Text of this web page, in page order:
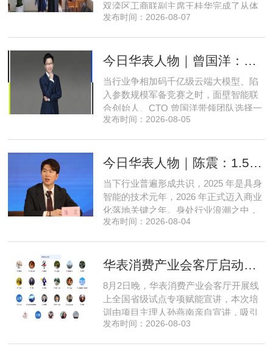
双滦区工商联副主席王桂华完成了从体
制内从业者、玉石珠宝创业者，到地产
来，三四线城市创业最忌讳浮躁跟风、
立足本地需求顺势迭代，方能穿
发布时间：2026-08-07
今日华表人物｜曾国洋：弃参数内卷，以知识密度铸就端侧 AI 新未来
当行业争相加码千亿级云端大模型、陷
入参数规模军备竞赛之时，面壁智能联
合创始人、CTO 曾国洋带领团队选择一
条小众赛道：深耕端侧轻量化大模型，
的技术深耕与严谨的工程思维，走出国
布局中，自然流畅的全模态
发布时间：2026-08-05
今日华表人物｜陈震：1.5 亿资金赋能，享刻解锁餐饮机器人规模化
当下行业普遍形成共识，2025 年是具身
智能的技术元年，2026 年正式迈入商业
化落地关键之年。身处行业浪潮之中，
享刻智能创始人、CEO 陈震表示，当前
长久，这也是享刻智能自创立之初便坚
创始人、CEO 陈震纵观当前具
发布时间：2026-08-04
华表消费产业会客厅启动全国省级试点招募，首次线上宣讲会圆满举办
8月2日晚，华表消费产业会客厅开展线
上全国省级试点专项赋能宣讲，本次培
训由项目主理人孙燕南亲自宣讲，吸引
了来自贵州、河北、北京、天津、常
发布时间：2026-08-03